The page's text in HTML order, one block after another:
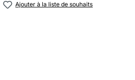
Ajouter à la liste de souhaits